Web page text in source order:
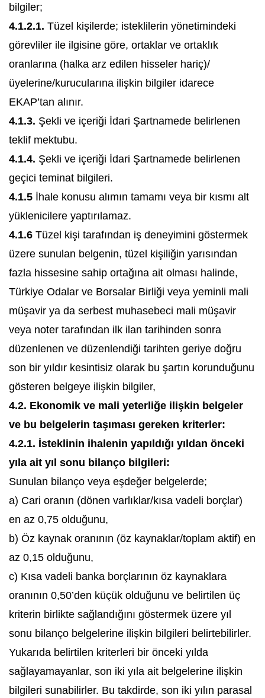
bilgiler;
4.1.2.1. Tüzel kişilerde; isteklilerin yönetimindeki
görevliler ile ilgisine göre, ortaklar ve ortaklık
oranlarına (halka arz edilen hisseler hariç)/
üyelerine/kurucularına ilişkin bilgiler idarece
EKAP’tan alınır.
4.1.3. Şekli ve içeriği İdari Şartnamede belirlenen
teklif mektubu.
4.1.4. Şekli ve içeriği İdari Şartnamede belirlenen
geçici teminat bilgileri.
4.1.5 İhale konusu alımın tamamı veya bir kısmı alt
yüklenicilere yaptırılamaz.
4.1.6 Tüzel kişi tarafından iş deneyimini göstermek
üzere sunulan belgenin, tüzel kişiliğin yarısından
fazla hissesine sahip ortağına ait olması halinde,
Türkiye Odalar ve Borsalar Birliği veya yeminli mali
müşavir ya da serbest muhasebeci mali müşavir
veya noter tarafından ilk ilan tarihinden sonra
düzenlenen ve düzenlendiği tarihten geriye doğru
son bir yıldır kesintisiz olarak bu şartın korunduğunu
gösteren belgeye ilişkin bilgiler,
4.2. Ekonomik ve mali yeterliğe ilişkin belgeler
ve bu belgelerin taşıması gereken kriterler:
4.2.1. İsteklinin ihalenin yapıldığı yıldan önceki
yıla ait yıl sonu bilanço bilgileri:
Sunulan bilanço veya eşdeğer belgelerde;
a) Cari oranın (dönen varlıklar/kısa vadeli borçlar)
en az 0,75 olduğunu,
b) Öz kaynak oranının (öz kaynaklar/toplam aktif) en
az 0,15 olduğunu,
c) Kısa vadeli banka borçlarının öz kaynaklara
oranının 0,50’den küçük olduğunu ve belirtilen üç
kriterin birlikte sağlandığını göstermek üzere yıl
sonu bilanço belgelerine ilişkin bilgileri belirtebilirler.
Yukarıda belirtilen kriterleri bir önceki yılda
sağlayamayanlar, son iki yıla ait belgelerine ilişkin
bilgileri sunabilirler. Bu takdirde, son iki yılın parasal